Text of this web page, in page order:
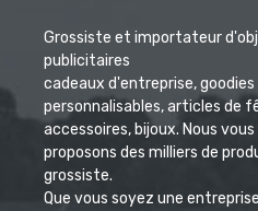
Grossiste et importateur
publicitaires
cadeaux d'entreprise, goodies
personnalisables, articles de
accessoires, bijoux. Nous vous
proposons des milliers de
grossiste.
Que vous soyez une